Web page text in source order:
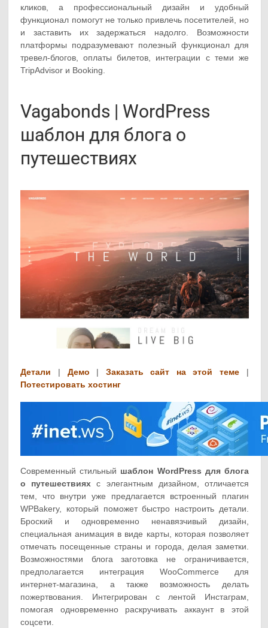
кликов, а профессиональный дизайн и удобный
функционал помогут не только привлечь посетителей, но
и заставить их задержаться надолго. Возможности
платформы подразумевают полезный функционал для
тревел-блогов, оплаты билетов, интеграции с теми же
TripAdvisor и Booking.
Vagabonds | WordPress
шаблон для блога о
путешествиях
Детали | Демо | Заказать сайт на этой теме |
Потестировать хостинг
Современный стильный шаблон WordPress для блога
о путешествиях с элегантным дизайном, отличается
тем, что внутри уже предлагается встроенный плагин
WPBakery, который поможет быстро настроить детали.
Броский и одновременно ненавязчивый дизайн,
специальная анимация в виде карты, которая позволяет
отмечать посещенные страны и города, делая заметки.
Возможностями блога заготовка не ограничивается,
предполагается интеграция WooCommerce для
интернет-магазина, а также возможность делать
пожертвования. Интегрирован с лентой Инстаграм,
помогая одновременно раскручивать аккаунт в этой
соцсети.